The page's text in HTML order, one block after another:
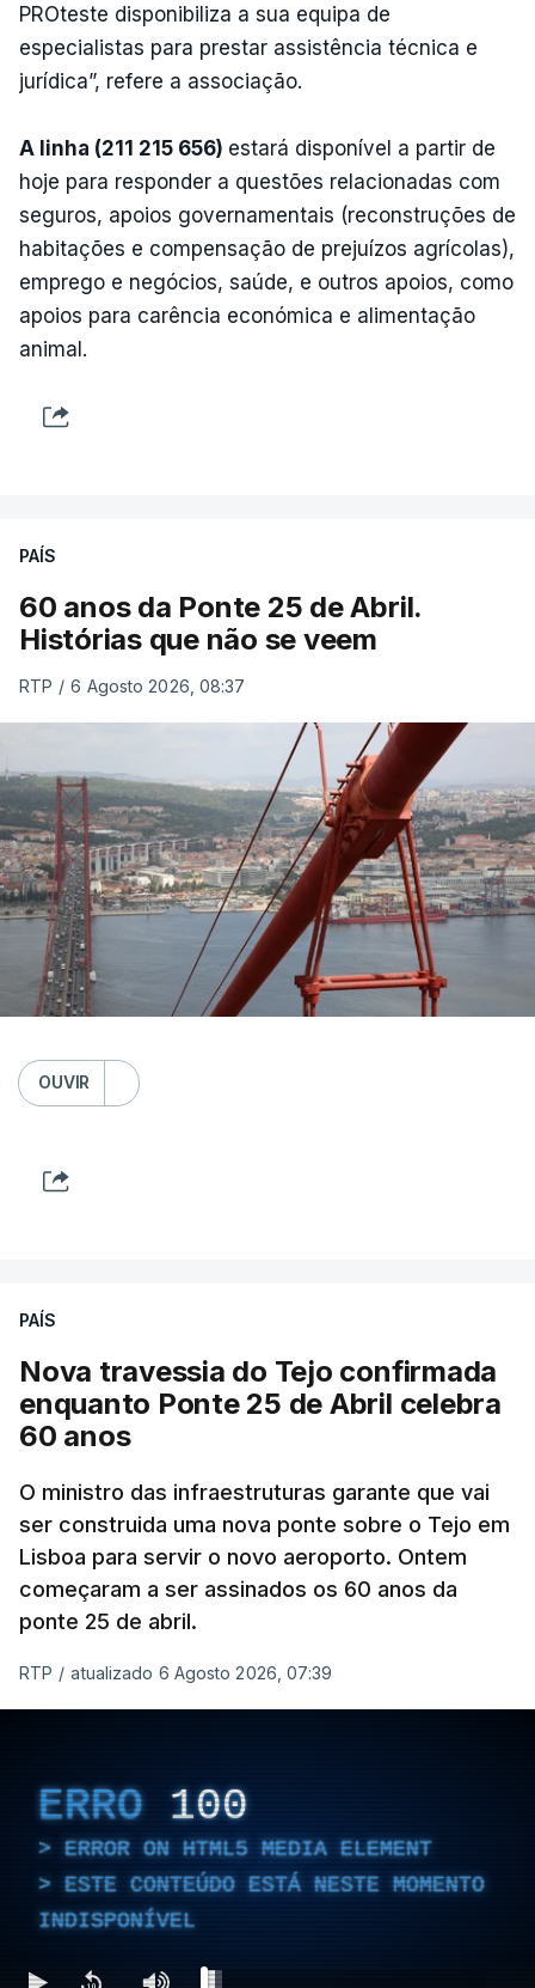
PROteste disponibiliza a sua equipa de
especialistas para prestar assistência técnica e
jurídica”, refere a associação.
A linha (211 215 656) estará disponível a partir de
hoje para responder a questões relacionadas com
seguros, apoios governamentais (reconstruções de
habitações e compensação de prejuízos agrícolas),
emprego e negócios, saúde, e outros apoios, como
apoios para carência económica e alimentação
animal.
PAÍS
60 anos da Ponte 25 de Abril.
Histórias que não se veem
RTP / 6 Agosto 2026, 08:37
OUVIR
PAÍS
Nova travessia do Tejo confirmada
enquanto Ponte 25 de Abril celebra
60 anos
O ministro das infraestruturas garante que vai
ser construida uma nova ponte sobre o Tejo em
Lisboa para servir o novo aeroporto. Ontem
começaram a ser assinados os 60 anos da
ponte 25 de abril.
RTP / atualizado 6 Agosto 2026, 07:39
ERRO 100
ERROR ON HTML5 MEDIA ELEMENT
ESTE CONTEÚDO ESTÁ NESTE MOMENTO
INDISPONÍVEL